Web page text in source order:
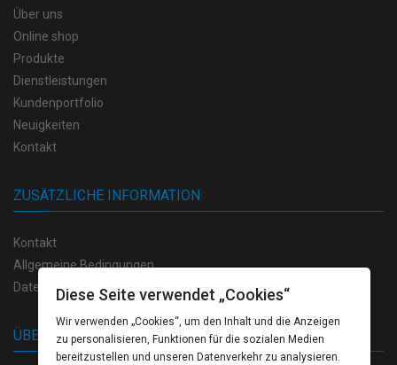
Über uns
Online shop
Produkte
Dienstleistungen
Kundenportfolio
Neuigkeiten
Kontakt
ZUSÄTZLICHE INFORMATION
Kontakt
Allgemeine Bedingungen
Datenschutzvorschriften
ÜBER UNS
Diese Seite verwendet „Cookies“
Wir verwenden „Cookies“, um den Inhalt und die Anzeigen
zu personalisieren, Funktionen für die sozialen Medien
bereitzustellen und unseren Datenverkehr zu analysieren.